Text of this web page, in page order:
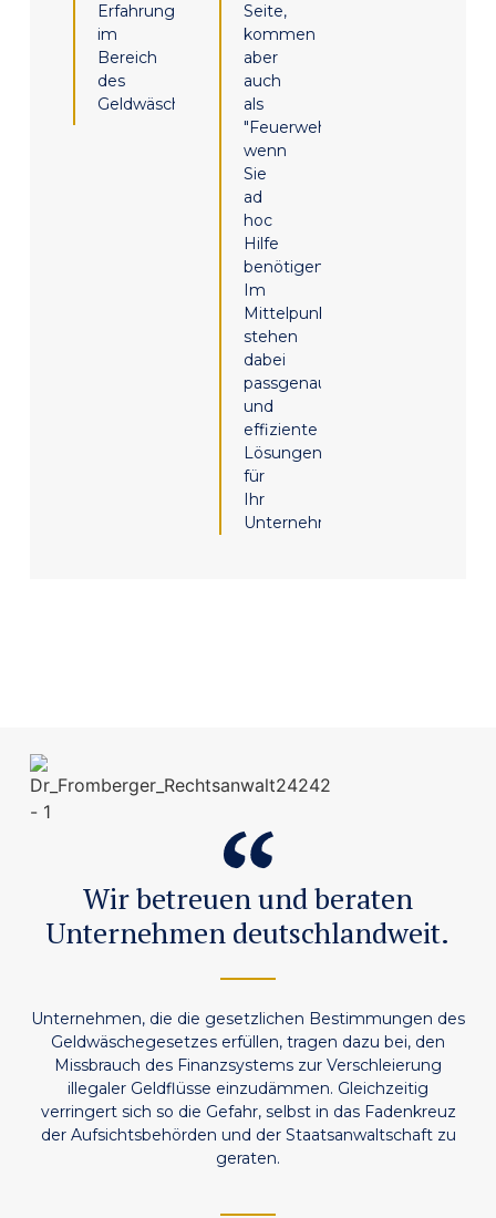
Erfahrung
im
Bereich
des
Geldwäscherechts.
Seite,
kommen
aber
auch
als
"Feuerwehr",
wenn
Sie
ad
hoc
Hilfe
benötigen.
Im
Mittelpunkt
stehen
dabei
passgenaue
und
effiziente
Lösungen
für
Ihr
Unternehmen.
Wir betreuen und beraten
Unternehmen deutschlandweit.
Unternehmen, die die gesetzlichen Bestimmungen des
Geldwäschegesetzes erfüllen, tragen dazu bei, den
Missbrauch des Finanzsystems zur Verschleierung
illegaler Geldflüsse einzudämmen. Gleichzeitig
verringert sich so die Gefahr, selbst in das Fadenkreuz
der Aufsichtsbehörden und der Staatsanwaltschaft zu
geraten.